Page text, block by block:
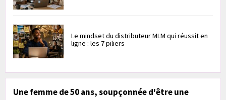
Le mindset du distributeur MLM qui réussit en
ligne : les 7 piliers
Une femme de 50 ans, soupçonnée d'être une